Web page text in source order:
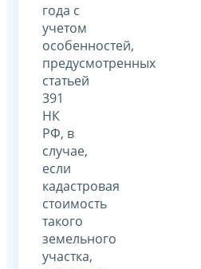
года с
учетом
особенностей,
предусмотренных
статьей
391
НК
РФ, в
случае,
если
кадастровая
стоимость
такого
земельного
участка,